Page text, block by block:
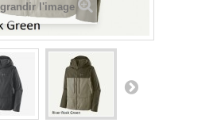
l'image